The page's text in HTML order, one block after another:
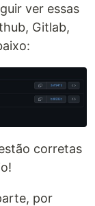
ver essas
Gitlab,
corretas
por